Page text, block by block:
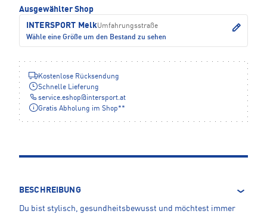
Ausgewählter Shop
INTERSPORT MelkUmfahrungsstraße
Wähle eine Größe um den Bestand zu sehen
Kostenlose Rücksendung
Schnelle Lieferung
service.eshop@intersport.at
Gratis Abholung im Shop**
BESCHREIBUNG
Du bist stylisch, gesundheitsbewusst und möchtest immer